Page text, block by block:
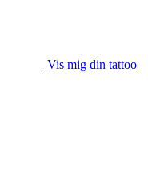
Vis mig din tattoo